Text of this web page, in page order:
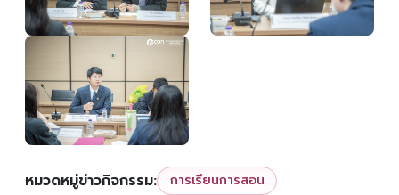
หมวดหมู่ข่าวกิจกรรม: การเรียนการสอน